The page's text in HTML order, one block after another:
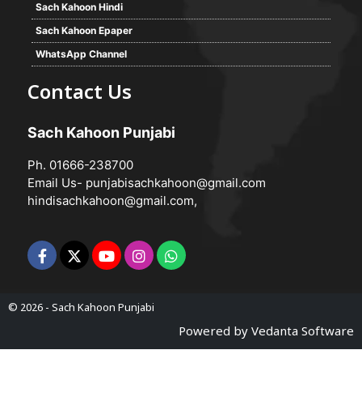
Sach Kahoon Hindi
Sach Kahoon Epaper
WhatsApp Channel
Contact Us
Sach Kahoon Punjabi
Ph. 01666-238700
Email Us- punjabisachkahoon@gmail.com
hindisachkahoon@gmail.com,
© 2026 - Sach Kahoon Punjabi
Powered by Vedanta Software